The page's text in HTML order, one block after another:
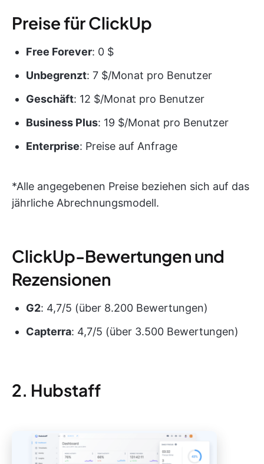
Preise für ClickUp
Free Forever: 0 $
Unbegrenzt: 7 $/Monat pro Benutzer
Geschäft: 12 $/Monat pro Benutzer
Business Plus: 19 $/Monat pro Benutzer
Enterprise: Preise auf Anfrage
*Alle angegebenen Preise beziehen sich auf das
jährliche Abrechnungsmodell.
ClickUp-Bewertungen und
Rezensionen
G2: 4,7/5 (über 8.200 Bewertungen)
Capterra: 4,7/5 (über 3.500 Bewertungen)
2. Hubstaff